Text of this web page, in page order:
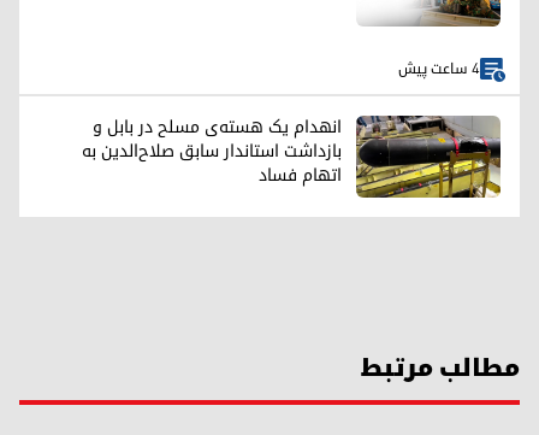
4 ساعت پیش
انهدام یک هسته‌ی مسلح در بابل و
بازداشت استاندار سابق صلاح‌الدین به
اتهام فساد
مطالب مرتبط